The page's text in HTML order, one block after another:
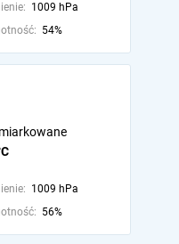
1009 hPa
54%
1009 hPa
56%